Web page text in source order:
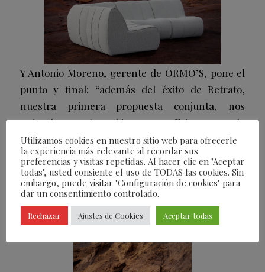
Y Antonio Moreno, gerente de ORMO’S, pone el
punto y final: “además del éxito de Retrato,
nuestra primera propuesta conjunta, nos
entendemos tan bien con Erico que la
colaboración fluye fácilmente, sobre todo porque
compartimos una visión del diseño que apuesta
por proponer productos sobrios, discretos pero
muy personales, que cuidan al máximo las
calidades y acabados, y son siempre
personalizables”.
Utilizamos cookies en nuestro sitio web para ofrecerle
la experiencia más relevante al recordar sus
preferencias y visitas repetidas. Al hacer clic en "Aceptar
todas", usted consiente el uso de TODAS las cookies. Sin
embargo, puede visitar "Configuración de cookies" para
dar un consentimiento controlado.
Rechazar Ajustes de Cookies Aceptar todas